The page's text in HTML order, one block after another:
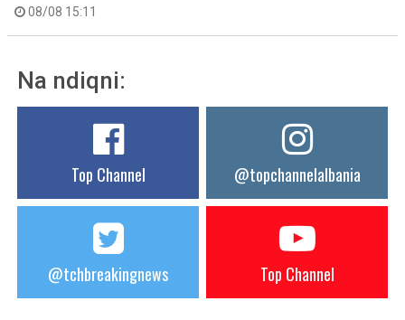
08/08 15:11
Na ndiqni:
Top Channel @topchannelalbania
@tchbreakingnews Top Channel